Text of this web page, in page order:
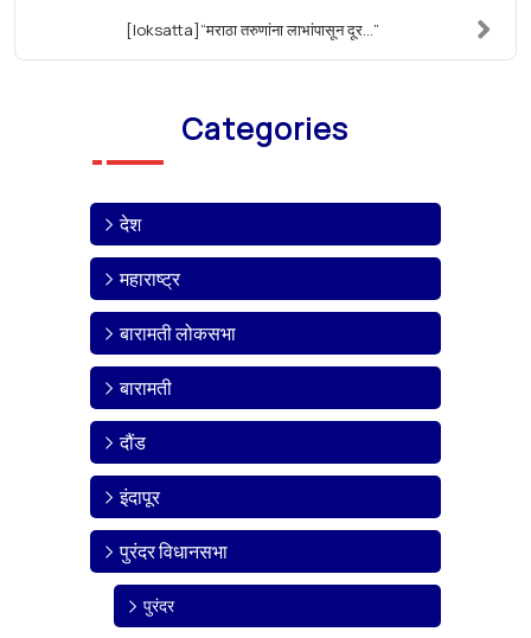
[loksatta]“मराठा तरुणांना लाभांपासून दूर…”
Categories
देश
महाराष्ट्र
बारामती लोकसभा
बारामती
दौंड
इंदापूर
पुरंदर विधानसभा
पुरंदर